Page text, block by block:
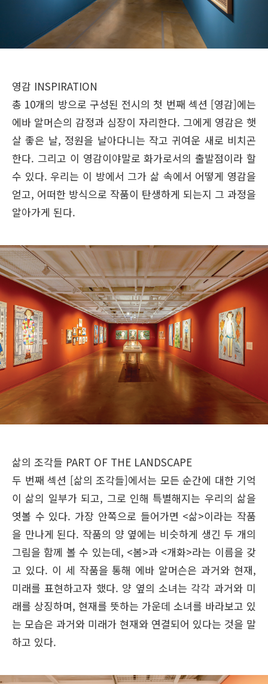
영감 INSPIRATION
총 10개의 방으로 구성된 전시의 첫 번째 섹션 [영감]에는
에바 알머슨의 감정과 심장이 자리한다. 그에게 영감은 햇
살 좋은 날, 정원을 날아다니는 작고 귀여운 새로 비치곤
한다. 그리고 이 영감이야말로 화가로서의 출발점이라 할
수 있다. 우리는 이 방에서 그가 삶 속에서 어떻게 영감을
얻고, 어떠한 방식으로 작품이 탄생하게 되는지 그 과정을
알아가게 된다.
삶의 조각들 PART OF THE LANDSCAPE
두 번째 섹션 [삶의 조각들]에서는 모든 순간에 대한 기억
이 삶의 일부가 되고, 그로 인해 특별해지는 우리의 삶을
엿볼 수 있다. 가장 안쪽으로 들어가면 <삶>이라는 작품
을 만나게 된다. 작품의 양 옆에는 비슷하게 생긴 두 개의
그림을 함께 볼 수 있는데, <봄>과 <개화>라는 이름을 갖
고 있다. 이 세 작품을 통해 에바 알머슨은 과거와 현재,
미래를 표현하고자 했다. 양 옆의 소녀는 각각 과거와 미
래를 상징하며, 현재를 뜻하는 가운데 소녀를 바라보고 있
는 모습은 과거와 미래가 현재와 연결되어 있다는 것을 말
하고 있다.